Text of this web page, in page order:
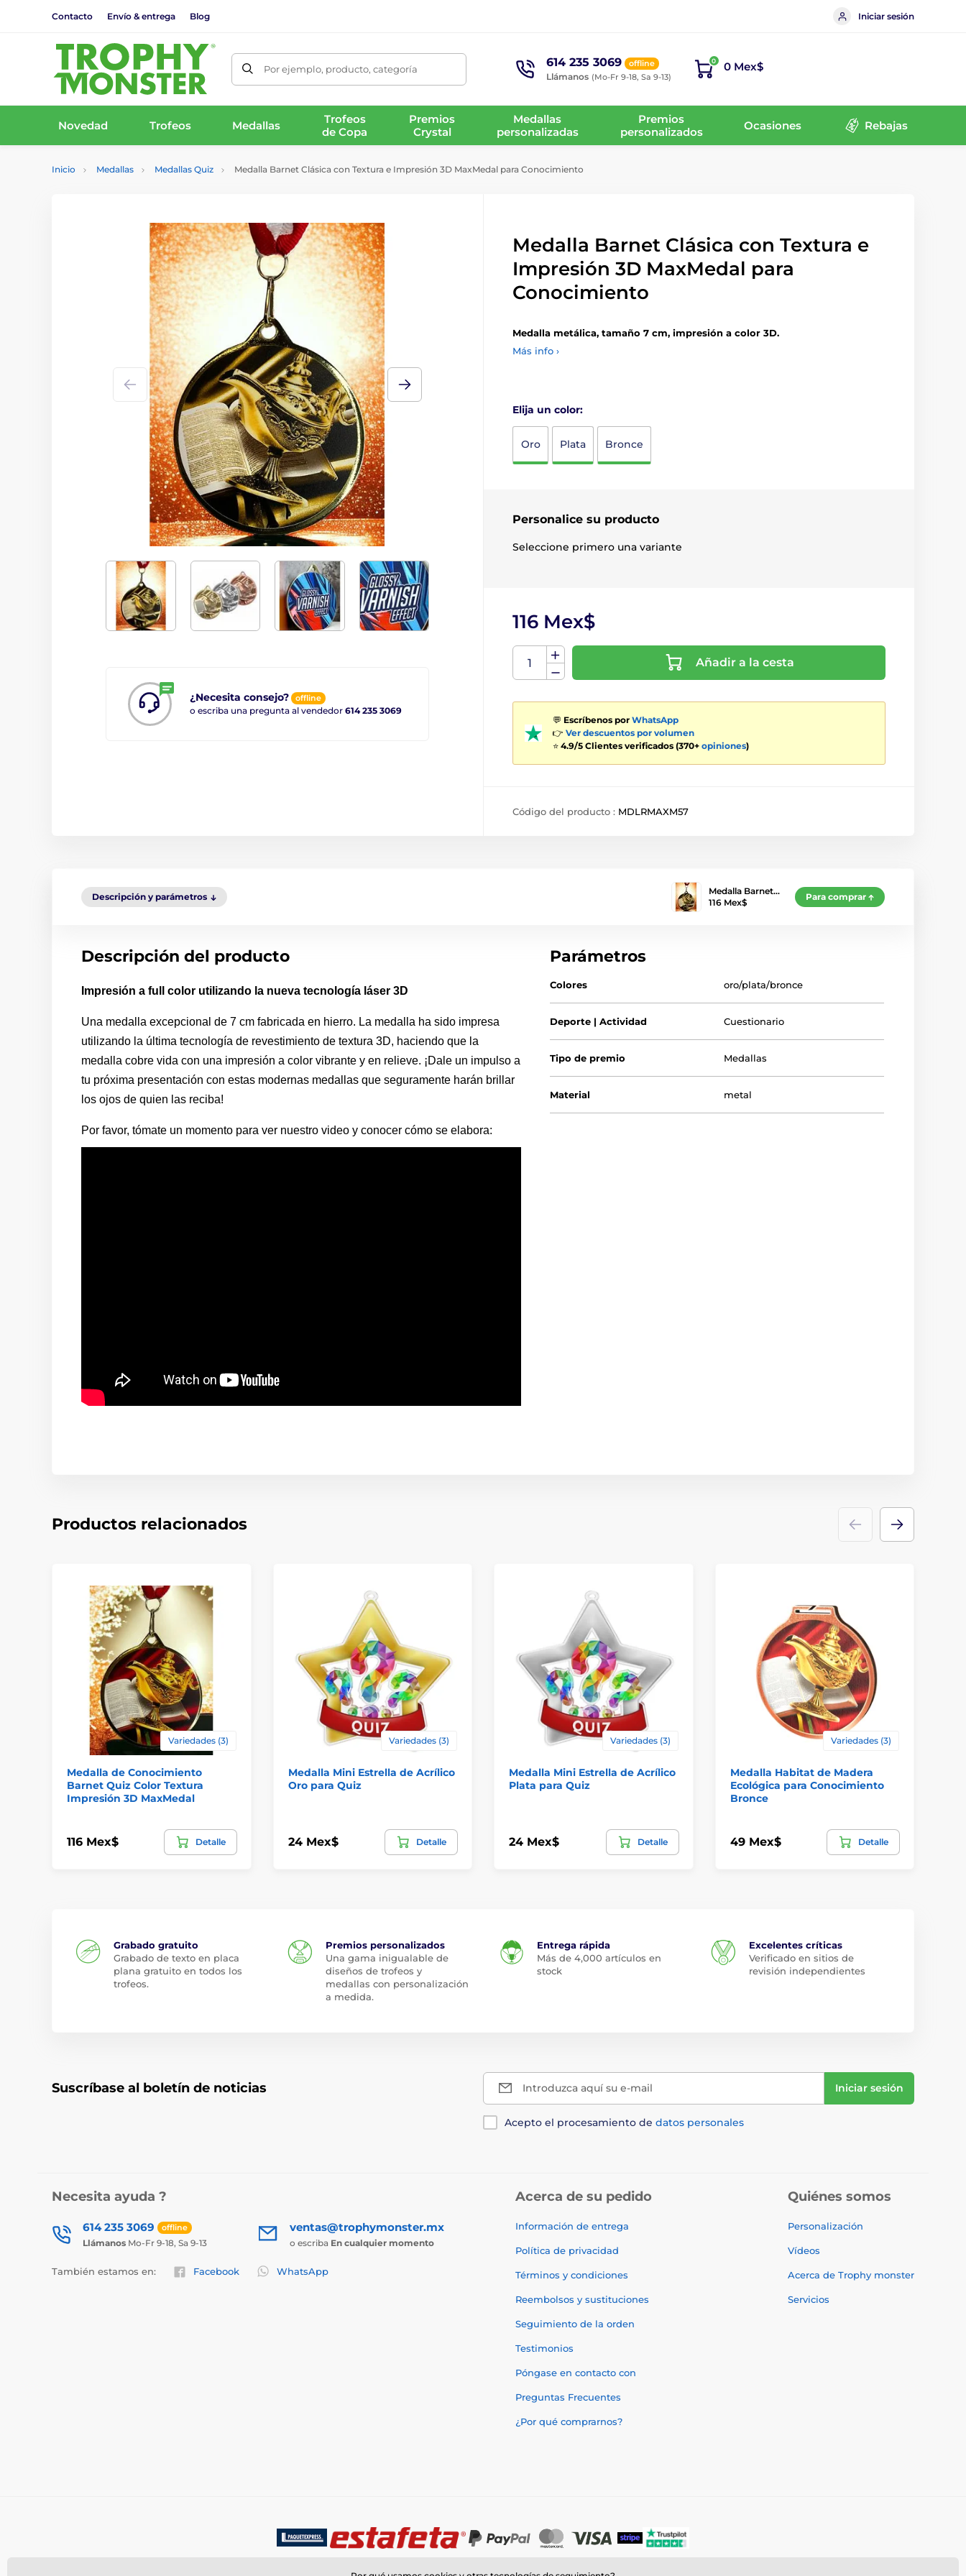
Contacto Envío & entrega Blog Iniciar sesión
Por ejemplo, producto, categoría 614 235 3069 offline
Llámanos (Mo-Fr 9-18, Sa 9-13)
0 0 Mex$
Novedad Trofeos Medallas
Trofeos
de Copa
Premios
Crystal
Medallas
personalizadas
Premios
personalizados
Ocasiones Rebajas
Inicio Medallas Medallas Quiz Medalla Barnet Clásica con Textura e Impresión 3D MaxMedal para Conocimiento
¿Necesita consejo? offline
o escriba una pregunta al vendedor 614 235 3069
Medalla Barnet Clásica con Textura e
Impresión 3D MaxMedal para
Conocimiento
Medalla metálica, tamaño 7 cm, impresión a color 3D.
Más info ›
Elija un color:
Oro Plata Bronce
Personalice su producto
Seleccione primero una variante
116 Mex$
Añadir a la cesta
💬 Escríbenos por WhatsApp
👉 Ver descuentos por volumen
⭐ 4.9/5 Clientes verificados (370+ opiniones)
Código del producto : MDLRMAXM57
Descripción y parámetros
Medalla Barnet…
116 Mex$
Para comprar
Descripción del producto
Impresión a full color utilizando la nueva tecnología láser 3D
Una medalla excepcional de 7 cm fabricada en hierro. La medalla ha sido impresa
utilizando la última tecnología de revestimiento de textura 3D, haciendo que la
medalla cobre vida con una impresión a color vibrante y en relieve. ¡Dale un impulso a
tu próxima presentación con estas modernas medallas que seguramente harán brillar
los ojos de quien las reciba!
Por favor, tómate un momento para ver nuestro video y conocer cómo se elabora:
Parámetros
Colores oro/plata/bronce
Deporte | Actividad Cuestionario
Tipo de premio Medallas
Material metal
Productos relacionados
Variedades (3)
Medalla de Conocimiento
Barnet Quiz Color Textura
Impresión 3D MaxMedal
116 Mex$ Detalle
Variedades (3)
Medalla Mini Estrella de Acrílico
Oro para Quiz
24 Mex$ Detalle
Variedades (3)
Medalla Mini Estrella de Acrílico
Plata para Quiz
24 Mex$ Detalle
Variedades (3)
Medalla Habitat de Madera
Ecológica para Conocimiento
Bronce
49 Mex$ Detalle
Grabado gratuito
Grabado de texto en placa
plana gratuito en todos los
trofeos.
Premios personalizados
Una gama inigualable de
diseños de trofeos y
medallas con personalización
a medida.
Entrega rápida
Más de 4,000 artículos en
stock
Excelentes críticas
Verificado en sitios de
revisión independientes
Suscríbase al boletín de noticias Introduzca aquí su e-mail Iniciar sesión
Acepto el procesamiento de datos personales
Necesita ayuda ?
614 235 3069 offline
Llámanos Mo-Fr 9-18, Sa 9-13
ventas@trophymonster.mx
o escriba En cualquier momento
También estamos en: Facebook WhatsApp
Acerca de su pedido
Información de entrega
Política de privacidad
Términos y condiciones
Reembolsos y sustituciones
Seguimiento de la orden
Testimonios
Póngase en contacto con
Preguntas Frecuentes
¿Por qué comprarnos?
Quiénes somos
Personalización
Vídeos
Acerca de Trophy monster
Servicios